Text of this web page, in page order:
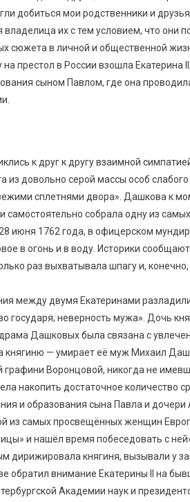
добиться мои родственники и
их с тем условием, что они
сюжета в личной и общественной
престол в России взошла Екатерина
сыном Павлом, где она
к друг к другу взаимной
довольно серой массы особ
сплетнями двора». Дашкова к
самостоятельно собрала одну из
июня 1762 года, в офицерском
в огонь и в воду. Историки
раз выхватывала шпагу и,
между двумя Екатеринами
государя; неверность мужа». Дочь
Дашковых была связана с
княгиню — умирает её муж Михаил
Воронцовой, никогда не
накопить достаточное количество
и образования сына Павла и дочери
из самых просвещённых женщин
и нашёл время побеседовать с
дирижировала княгиня, вызывали у
обратил внимание Екатерины II на
Академии наук и